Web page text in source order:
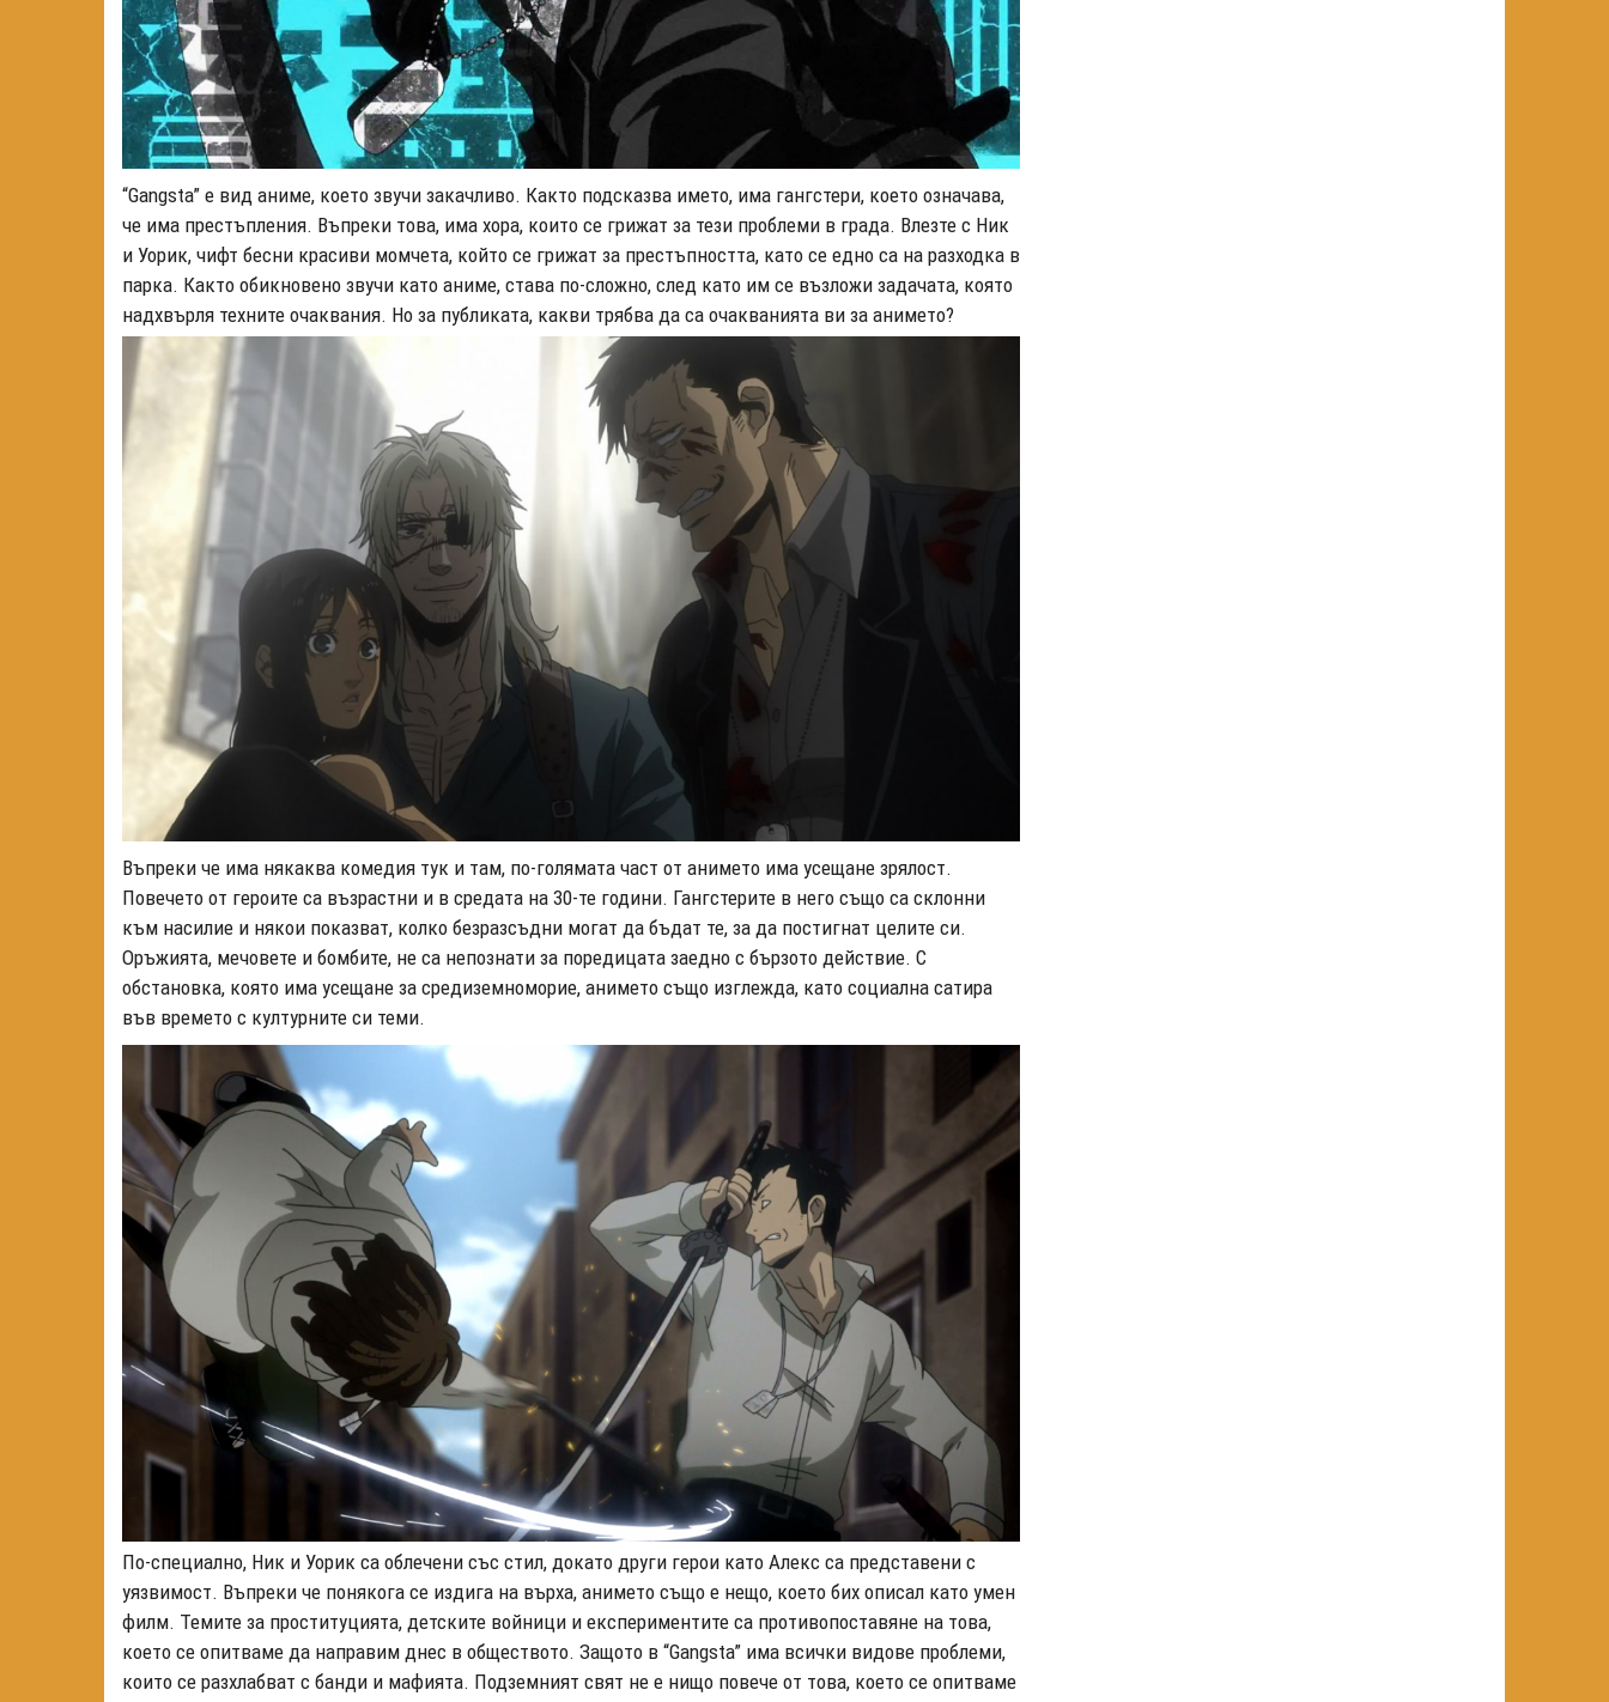
“Gangsta” е вид аниме, което звучи закачливо. Както подсказва името, има гангстери, което означава,
че има престъпления. Въпреки това, има хора, които се грижат за тези проблеми в града. Влезте с Ник
и Уорик, чифт бесни красиви момчета, който се грижат за престъпността, като се едно са на разходка в
парка. Както обикновено звучи като аниме, става по-сложно, след като им се възложи задачата, която
надхвърля техните очаквания. Но за публиката, какви трябва да са очакванията ви за анимето?
Въпреки че има някаква комедия тук и там, по-голямата част от анимето има усещане зрялост.
Повечето от героите са възрастни и в средата на 30-те години. Гангстерите в него също са склонни
към насилие и някои показват, колко безразсъдни могат да бъдат те, за да постигнат целите си.
Оръжията, мечовете и бомбите, не са непознати за поредицата заедно с бързото действие. С
обстановка, която има усещане за средиземноморие, анимето също изглежда, като социална сатира
във времето с културните си теми.
По-специално, Ник и Уорик са облечени със стил, докато други герои като Алекс са представени с
уязвимост. Въпреки че понякога се издига на върха, анимето също е нещо, което бих описал като умен
филм. Темите за проституцията, детските войници и експериментите са противопоставяне на това,
което се опитваме да направим днес в обществото. Защото в “Gangsta” има всички видове проблеми,
които се разхлабват с банди и мафията. Подземният свят не е нищо повече от това, което се опитваме